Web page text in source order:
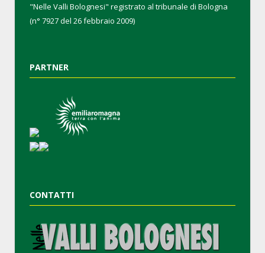
"Nelle Valli Bolognesi" registrato al tribunale di Bologna
(n° 7927 del 26 febbraio 2009)
PARTNER
CONTATTI